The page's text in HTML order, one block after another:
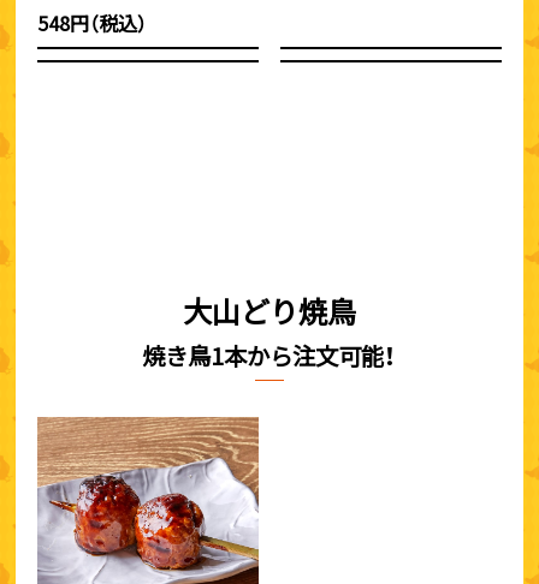
548円（税込）
大山どり焼鳥
焼き鳥1本から注文可能！